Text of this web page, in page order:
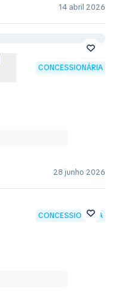
14 abril 2026
CONCESSIONÁRIA
28 junho 2026
CONCESSIONÁRIA